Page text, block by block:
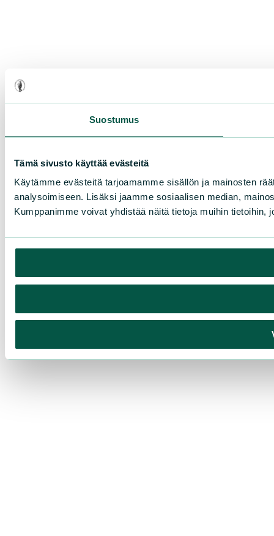
Suostumus
Tämä sivusto käyttää evästeitä
Käytämme evästeitä tarjoamamme sisällön ja mainosten
analysoimiseen. Lisäksi jaamme sosiaalisen median,
Kumppanimme voivat yhdistää näitä tietoja muihin tietoihin,